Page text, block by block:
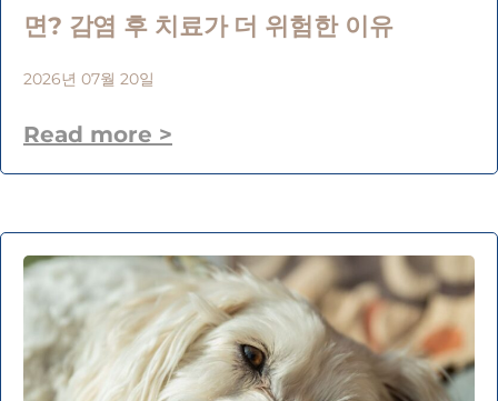
면? 감염 후 치료가 더 위험한 이유
2026년 07월 20일
Read more >